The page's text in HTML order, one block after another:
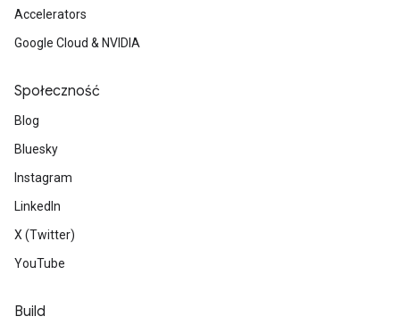
Accelerators
Google Cloud & NVIDIA
Społeczność
Blog
Bluesky
Instagram
LinkedIn
X (Twitter)
YouTube
Build